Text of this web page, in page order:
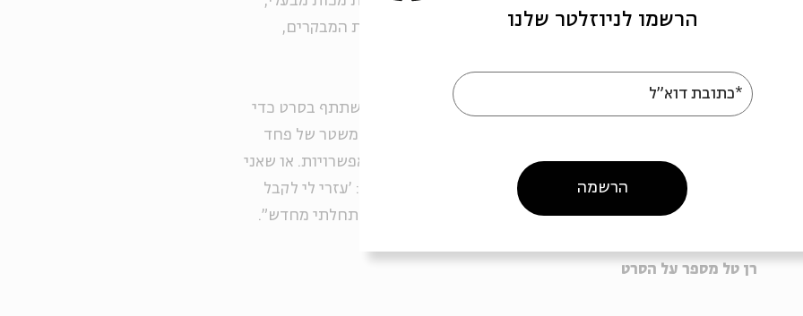
יכולתי להתנתק: הייתי מתלבשת, מגיעה אל הסחנה, מקבלת את המבקרים,
"רן צילם אותי לאורך שעות בכמה פעמים נפרדות. החלטתי להשתתף בסרט כדי
להעביר מסר לאנשים כמוני, שלא יחיו כל כך הרבה שנים תחת משטר של פחד
ואלימות, כמו שחייתי אני. בסופו של דבר, הבנתי שיש לי שתי אפשרויות. או שאני
נשארת איתו ומתאבדת, או שאני פונה לפסיכולוגית ואומרת לה: 'עזרי לי לקבל
אומץ לעזוב את הבית'. יצאתי בלי כלום, בלי רכוש ובלי כסף, והתחלתי מחדש".
רן טל מספר על הסרט
הרשמו לניוזלטר שלנו
*כתובת דוא"ל
הרשמה